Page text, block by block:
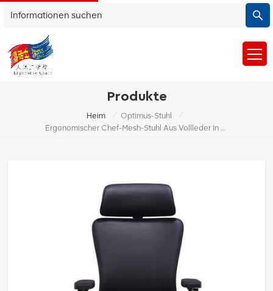
Produkte
Heim / Optimus-Stuhl
/
Ergonomischer Chef-Mesh-Stuhl Aus Vollleder In Schwarz